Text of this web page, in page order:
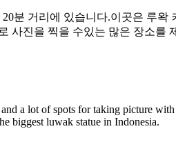
분 거리에 있습니다.이곳은 루
진을 찍을 수있는 많은 장소를
a lot of spots for taking picture
biggest luwak statue in Indonesia.